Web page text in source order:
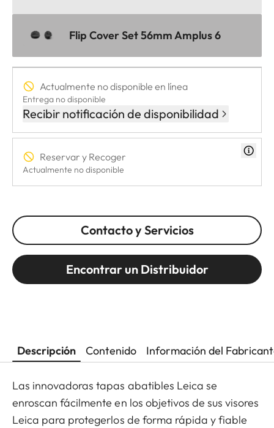
Flip Cover Set 56mm Amplus 6
Actualmente no disponible en línea
Entrega no disponible
Recibir notificación de disponibilidad
Reservar y Recoger
Actualmente no disponible
Contacto y Servicios
Encontrar un Distribuidor
Descripción Contenido Información del
Las innovadoras tapas abatibles Leica se
enroscan fácilmente en los objetivos de sus visores
Leica para protegerlos de forma rápida y fiable